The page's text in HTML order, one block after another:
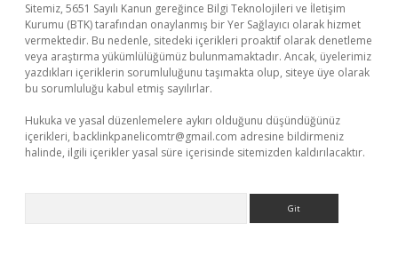
Sitemiz, 5651 Sayılı Kanun gereğince Bilgi Teknolojileri ve İletişim
Kurumu (BTK) tarafından onaylanmış bir Yer Sağlayıcı olarak hizmet
vermektedir. Bu nedenle, sitedeki içerikleri proaktif olarak denetleme
veya araştırma yükümlülüğümüz bulunmamaktadır. Ancak, üyelerimiz
yazdıkları içeriklerin sorumluluğunu taşımakta olup, siteye üye olarak
bu sorumluluğu kabul etmiş sayılırlar.
Hukuka ve yasal düzenlemelere aykırı olduğunu düşündüğünüz
içerikleri, backlinkpanelicomtr@gmail.com adresine bildirmeniz
halinde, ilgili içerikler yasal süre içerisinde sitemizden kaldırılacaktır.